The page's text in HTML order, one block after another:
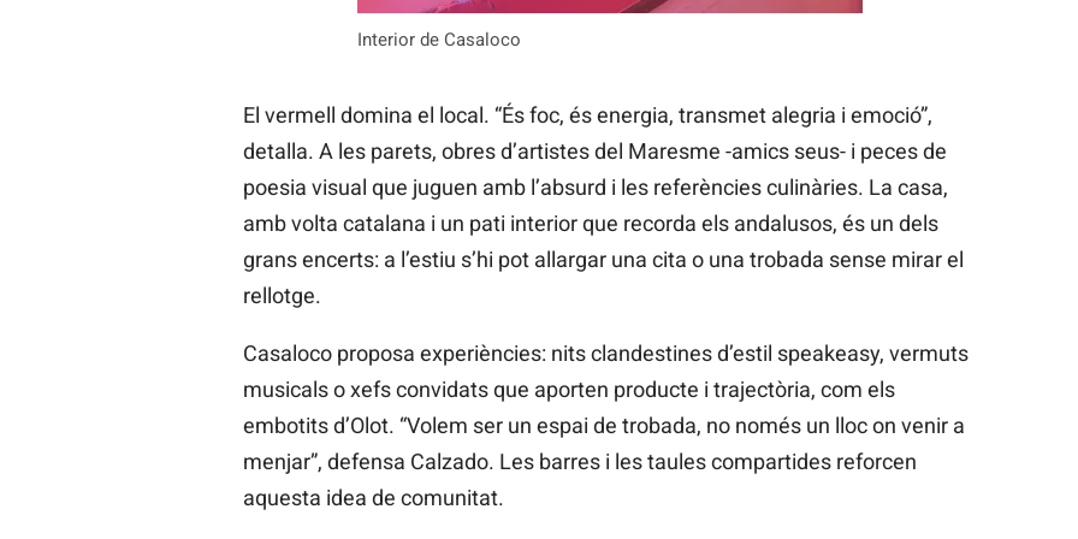
Interior de Casaloco
El vermell domina el local. “És foc, és energia, transmet alegria i emoció”,
detalla. A les parets, obres d’artistes del Maresme -amics seus- i peces de
poesia visual que juguen amb l’absurd i les referències culinàries. La casa,
amb volta catalana i un pati interior que recorda els andalusos, és un dels
grans encerts: a l’estiu s’hi pot allargar una cita o una trobada sense mirar el
rellotge.
Casaloco proposa experiències: nits clandestines d’estil speakeasy, vermuts
musicals o xefs convidats que aporten producte i trajectòria, com els
embotits d’Olot. “Volem ser un espai de trobada, no només un lloc on venir a
menjar”, defensa Calzado. Les barres i les taules compartides reforcen
aquesta idea de comunitat.